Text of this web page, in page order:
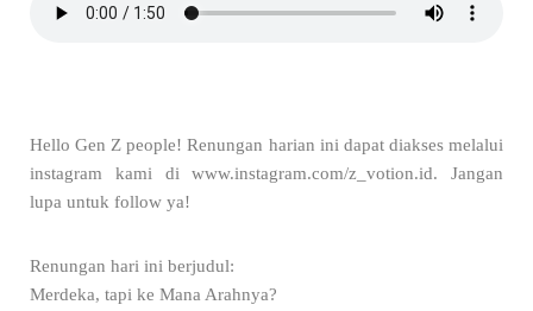
Hello Gen Z people! Renungan harian ini dapat diakses melalui
instagram kami di www.instagram.com/z_votion.id. Jangan
lupa untuk follow ya!
Renungan hari ini berjudul:
Merdeka, tapi ke Mana Arahnya?